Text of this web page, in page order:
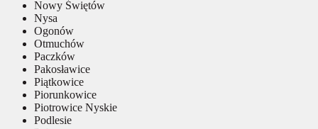
Nowy Świętów
Nysa
Ogonów
Otmuchów
Paczków
Pakosławice
Piątkowice
Piorunkowice
Piotrowice Nyskie
Podlesie